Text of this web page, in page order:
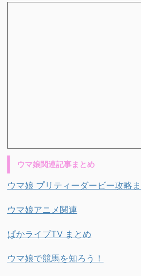
ウマ娘関連記事まとめ
ウマ娘 プリティーダービー攻略
ウマ娘アニメ関連
ぱかライブTV まとめ
ウマ娘で競馬を知ろう！